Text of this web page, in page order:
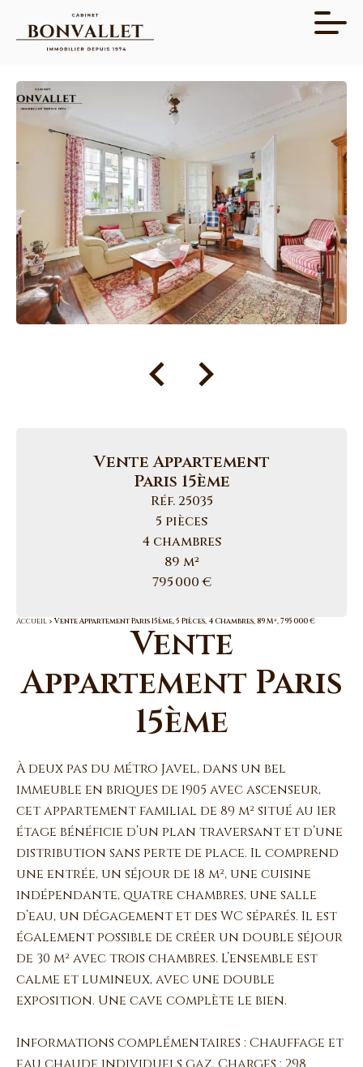
Vente Appartement
Paris 15ème
Réf. 25035
5 pièces
4 chambres
89 m²
795 000 €
Accueil Vente Appartement Paris 15ème, 5 Pièces, 4 Chambres, 89 M², 795 000 €
Vente
Appartement Paris
15ème
À deux pas du métro Javel, dans un bel
immeuble en briques de 1905 avec ascenseur,
cet appartement familial de 89 m² situé au 1er
étage bénéficie d’un plan traversant et d’une
distribution sans perte de place. Il comprend
une entrée, un séjour de 18 m², une cuisine
indépendante, quatre chambres, une salle
d’eau, un dégagement et des WC séparés. Il est
également possible de créer un double séjour
de 30 m² avec trois chambres. L’ensemble est
calme et lumineux, avec une double
exposition. Une cave complète le bien.
Informations complémentaires : Chauffage et